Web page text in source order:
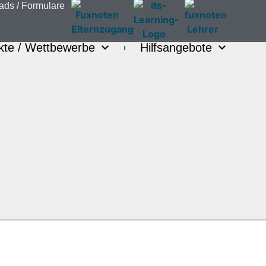
/ For­mu­la­re
/ Wett­be­wer­be Hilfs­an­ge­bo­te